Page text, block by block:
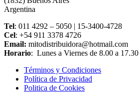
Argentina
Tel: 011 4292 – 5050 | 15-3400-4728
Cel: +54 911 3378 4726
Email: mitodistribuidora@hotmail.com
Horario: Lunes a Viernes de 8.00 a 17.30
Términos y Condiciones
Política de Privacidad
Politica de Cookies